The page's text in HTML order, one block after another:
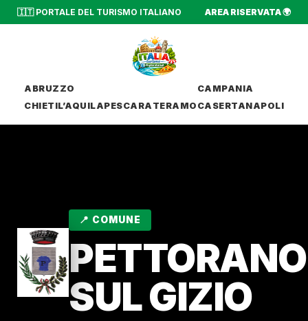
🇮🇹 PORTALE DEL TURISMO ITALIANO AREA RISERVATA 🌍
ABRUZZO
CHIETIL’AQUILAPESCARA TERAMO
CAMPANIA
CASERTANAPOLI
📍 COMUNE
PETTORANO
SUL GIZIO